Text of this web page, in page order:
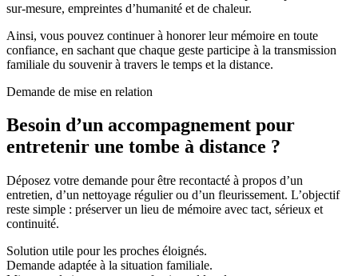
sur-mesure, empreintes d’humanité et de chaleur.
Ainsi, vous pouvez continuer à honorer leur mémoire en toute
confiance, en sachant que chaque geste participe à la transmission
familiale du souvenir à travers le temps et la distance.
Demande de mise en relation
Besoin d’un accompagnement pour
entretenir une tombe à distance ?
Déposez votre demande pour être recontacté à propos d’un
entretien, d’un nettoyage régulier ou d’un fleurissement. L’objectif
reste simple : préserver un lieu de mémoire avec tact, sérieux et
continuité.
Solution utile pour les proches éloignés.
Demande adaptée à la situation familiale.